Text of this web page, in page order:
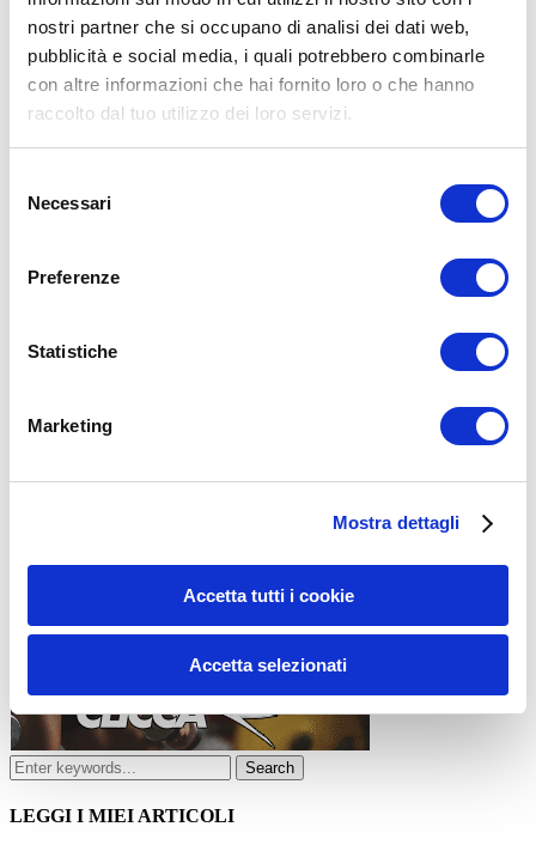
nostri partner che si occupano di analisi dei dati web,
pubblicità e social media, i quali potrebbero combinarle
con altre informazioni che hai fornito loro o che hanno
raccolto dal tuo utilizzo dei loro servizi.
delNecessari
Preferenze
Statistiche
Marketing
Mostra dettagli
Accetta tutti i cookie
Accetta selezionati
15WORKOUT SCARICA ORA
ALLENATI CON ME!
LEGGI I MIEI ARTICOLI